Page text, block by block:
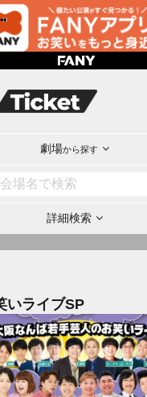
劇場から探す
詳細検索
いライブSP